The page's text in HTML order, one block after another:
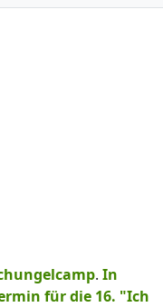
. In
für die 16. "Ich